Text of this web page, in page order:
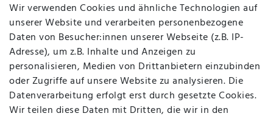
Vertrag widerrufen
MEIN KONTO
Registrieren
Login
Wir verwenden Cookies und ähnliche Technologien auf
unserer Website und verarbeiten personenbezogene
Daten von Besucher:innen unserer Webseite (z.B. IP-
Adresse), um z.B. Inhalte und Anzeigen zu
personalisieren, Medien von Drittanbietern einzubinden
oder Zugriffe auf unsere Website zu analysieren. Die
Datenverarbeitung erfolgt erst durch gesetzte Cookies.
Wir teilen diese Daten mit Dritten, die wir in den